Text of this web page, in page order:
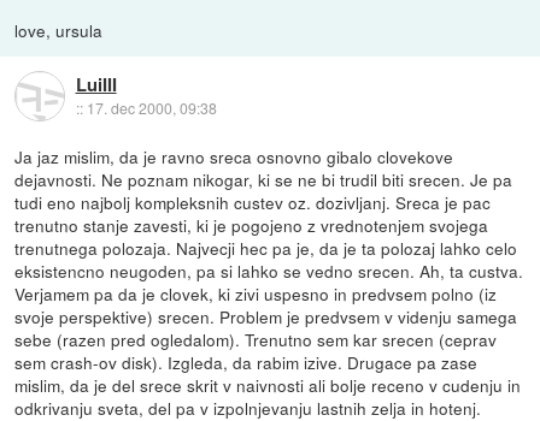
love, ursula
LuiIII
:: 17. dec 2000, 09:38
Ja jaz mislim, da je ravno sreca osnovno gibalo clovekove
dejavnosti. Ne poznam nikogar, ki se ne bi trudil biti srecen. Je pa
tudi eno najbolj kompleksnih custev oz. dozivljanj. Sreca je pac
trenutno stanje zavesti, ki je pogojeno z vrednotenjem svojega
trenutnega polozaja. Najvecji hec pa je, da je ta polozaj lahko celo
eksistencno neugoden, pa si lahko se vedno srecen. Ah, ta custva.
Verjamem pa da je clovek, ki zivi uspesno in predvsem polno (iz
svoje perspektive) srecen. Problem je predvsem v videnju samega
sebe (razen pred ogledalom). Trenutno sem kar srecen (ceprav
sem crash-ov disk). Izgleda, da rabim izive. Drugace pa zase
mislim, da je del srece skrit v naivnosti ali bolje receno v cudenju in
odkrivanju sveta, del pa v izpolnjevanju lastnih zelja in hotenj.